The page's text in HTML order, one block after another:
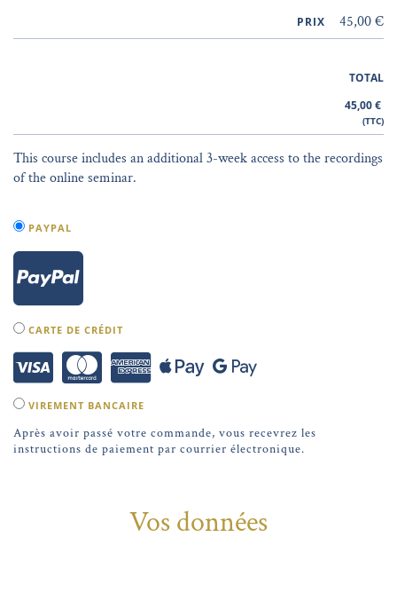
PRIX 45,00 €
TOTAL
45,00€
(TTC)
This course includes an additional 3-week access to the recordings
of the online seminar.
PAYPAL
CARTE DE CRÉDIT
VIREMENT BANCAIRE
Après avoir passé votre commande, vous recevrez les
instructions de paiement par courrier électronique.
Vos données